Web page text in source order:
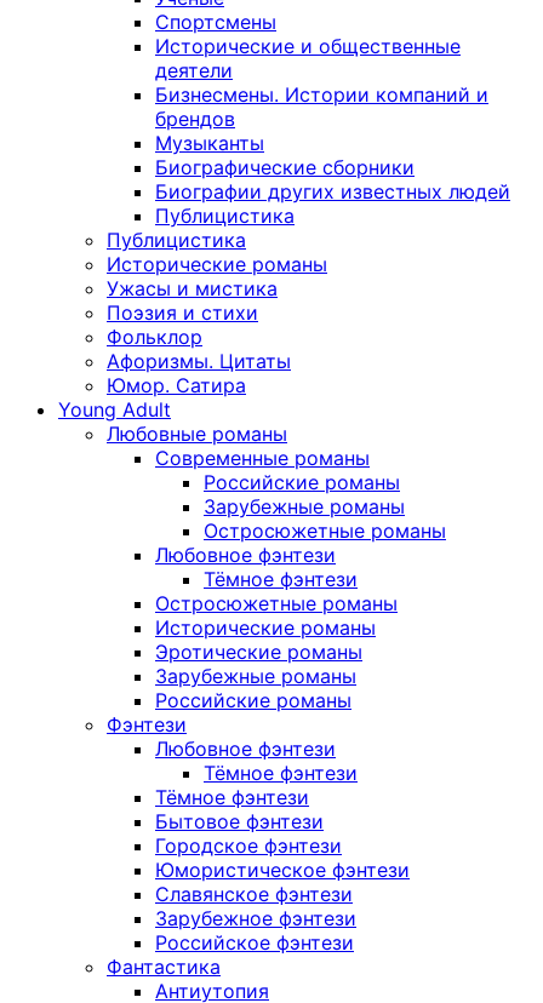
Спортсмены
Исторические и общественные
деятели
Бизнесмены. Истории компаний и
брендов
Музыканты
Биографические сборники
Биографии других известных людей
Публицистика
Публицистика
Исторические романы
Ужасы и мистика
Поэзия и стихи
Фольклор
Афоризмы. Цитаты
Юмор. Сатира
Young Adult
Любовные романы
Современные романы
Российские романы
Зарубежные романы
Остросюжетные романы
Любовное фэнтези
Тёмное фэнтези
Остросюжетные романы
Исторические романы
Эротические романы
Зарубежные романы
Российские романы
Фэнтези
Любовное фэнтези
Тёмное фэнтези
Тёмное фэнтези
Бытовое фэнтези
Городское фэнтези
Юмористическое фэнтези
Славянское фэнтези
Зарубежное фэнтези
Российское фэнтези
Фантастика
Антиутопия